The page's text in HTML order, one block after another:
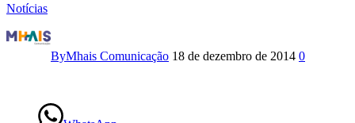
Notícias
Agora
ByMhais Comunicação 18 de dezembro de 2014 0